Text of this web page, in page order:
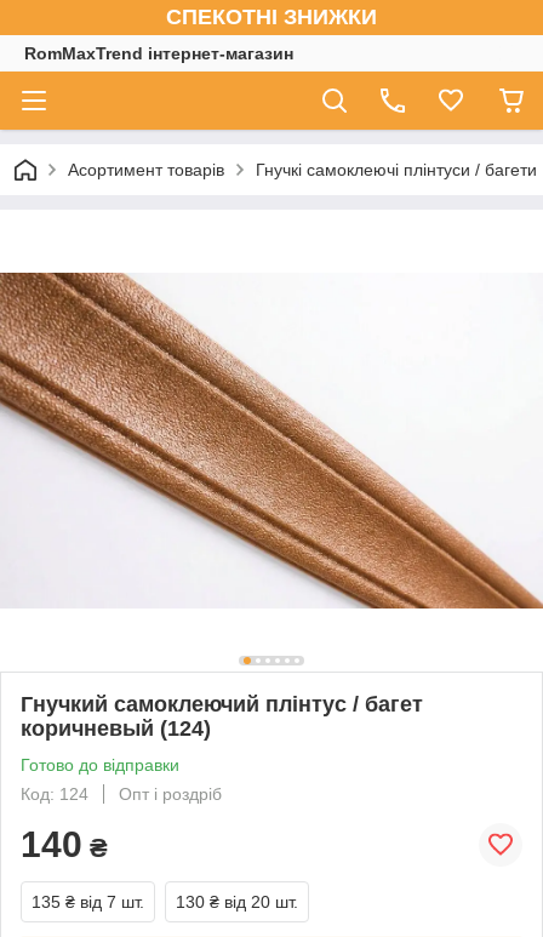
СПЕКОТНІ ЗНИЖКИ
RomMaxTrend інтернет-магазин
Асортимент товарів Гнучкі самоклеючі плінтуси / багети
Гнучкий самоклеючий плінтус / багет
коричневый (124)
Готово до відправки
Код: 124
Опт і роздріб
140 ₴
135 ₴ від 7 шт. 130 ₴ від 20 шт.